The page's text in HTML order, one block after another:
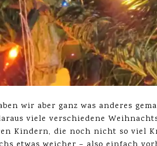
wir aber ganz was anderes
viele verschiedene
Kindern, die noch nicht so viel